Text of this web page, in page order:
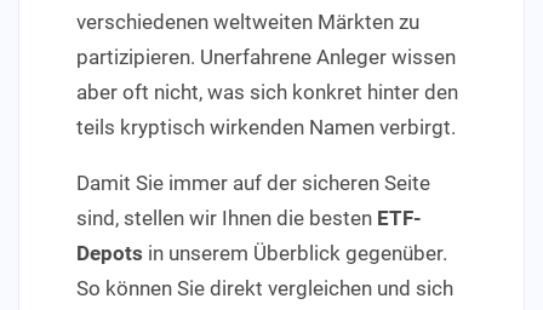
verschiedenen weltweiten Märkten zu
partizipieren. Unerfahrene Anleger wissen
aber oft nicht, was sich konkret hinter den
teils kryptisch wirkenden Namen verbirgt.
Damit Sie immer auf der sicheren Seite
sind, stellen wir Ihnen die besten ETF-
Depots in unserem Überblick gegenüber.
So können Sie direkt vergleichen und sich